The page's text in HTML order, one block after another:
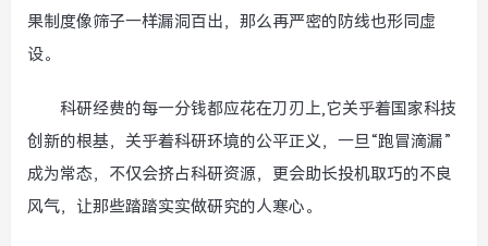
果制度像筛子一样漏洞百出，那么再严密的防线也形同虚
设。
科研经费的每一分钱都应花在刀刃上,它关乎着国家科技
创新的根基，关乎着科研环境的公平正义，一旦“跑冒滴漏”
成为常态，不仅会挤占科研资源，更会助长投机取巧的不良
风气，让那些踏踏实实做研究的人寒心。